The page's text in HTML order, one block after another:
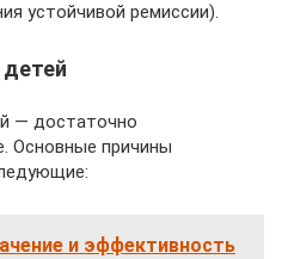
устойчивой ремиссии).
— достаточно
Основные причины
и эффективность